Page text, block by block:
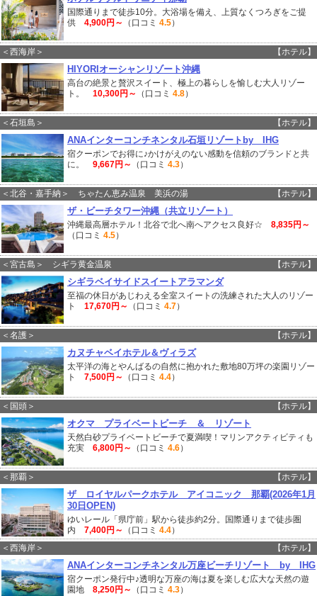
国際通りまで徒歩10分。大浴場を備え、上質なくつろぎをご提
供 4,900円～ （口コミ 4.5）
＜西海岸＞ 【ホテル】
HIYORIオーシャンリゾート沖縄
高台の絶景と贅沢スイート、極上の暮らしを愉しむ大人リゾー
ト。 10,300円～ （口コミ 4.8）
＜石垣島＞ 【ホテル】
ANAインターコンチネンタル石垣リゾートby IHG
宿クーポンでお得に♪かけがえのない感動を信頼のブランドと共
に。 9,667円～ （口コミ 4.3）
＜北谷・嘉手納＞ ちゃたん恵み温泉 美浜の湯 【ホテル】
ザ・ビーチタワー沖縄（共立リゾート）
沖縄最高層ホテル！北谷で北へ南へアクセス良好☆ 8,835円～
（口コミ 4.5）
＜宮古島＞ シギラ黄金温泉 【ホテル】
シギラベイサイドスイートアラマンダ
至福の休日があじわえる全室スイートの洗練された大人のリゾー
ト 17,670円～ （口コミ 4.7）
＜名護＞ 【ホテル】
カヌチャベイホテル＆ヴィラズ
太平洋の海とやんばるの自然に抱かれた敷地80万坪の楽園リゾー
ト 7,500円～ （口コミ 4.4）
＜国頭＞ 【ホテル】
オクマ プライベートビーチ ＆ リゾート
天然白砂プライベートビーチで夏満喫！マリンアクティビティも
充実 6,800円～ （口コミ 4.6）
＜那覇＞ 【ホテル】
ザ ロイヤルパークホテル アイコニック 那覇(2026年1月
30日OPEN)
ゆいレール「県庁前」駅から徒歩約2分。国際通りまで徒歩圏
内 7,400円～ （口コミ 4.4）
＜西海岸＞
【ホテル】
ANAインターコンチネンタル万座ビーチリゾート by IHG
宿クーポン発行中♪透明な万座の海は夏を楽しむ広大な天然の遊
園地 8,250円～ （口コミ 4.3）